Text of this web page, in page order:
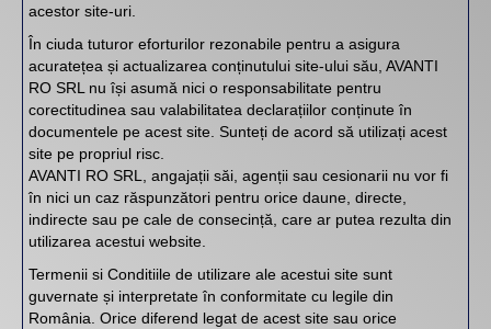
acestor site-uri.
În ciuda tuturor eforturilor rezonabile pentru a asigura
acuratețea și actualizarea conținutului site-ului său, AVANTI
RO SRL nu își asumă nici o responsabilitate pentru
corectitudinea sau valabilitatea declarațiilor conținute în
documentele pe acest site. Sunteți de acord să utilizați acest
site pe propriul risc.
AVANTI RO SRL, angajații săi, agenții sau cesionarii nu vor fi
în nici un caz răspunzători pentru orice daune, directe,
indirecte sau pe cale de consecință, care ar putea rezulta din
utilizarea acestui website.
Termenii si Conditiile de utilizare ale acestui site sunt
guvernate și interpretate în conformitate cu legile din
România. Orice diferend legat de acest site sau orice